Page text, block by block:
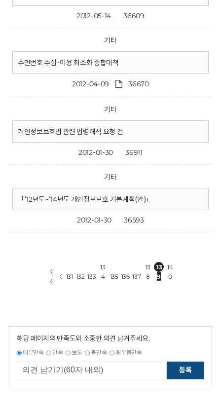
2012-05-14 36609
기타
주민번호 수집·이용 최소화 종합대책
2012-04-09 36670
기타
개인정보보호법 관련 법령해석 요청 건
2012-01-30 36911
기타
「’12년도~’14년도 개인정보보호 기본계획(안)」
2012-01-30 36593
〈
〈
〈 131 132 133
13
4
135 136 137
13
8
13
9
14
0
해당 페이지의 만족도와 소중한 의견 남겨주세요.
매우만족 만족 보통 불만족 매우불만족
등록